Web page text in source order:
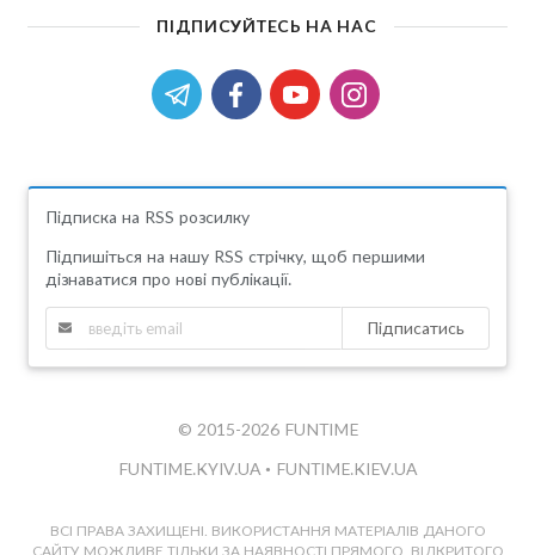
ПІДПИСУЙТЕСЬ НА НАС
Підписка на RSS розсилку
Підпишіться на нашу RSS стрічку, щоб першими
дізнаватися про нові публікації.
Підписатись
© 2015-2026 FUNTIME
FUNTIME.KYIV.UA • FUNTIME.KIEV.UA
ВСІ ПРАВА ЗАХИЩЕНІ. ВИКОРИСТАННЯ МАТЕРІАЛІВ ДАНОГО
САЙТУ МОЖЛИВЕ ТІЛЬКИ ЗА НАЯВНОСТІ ПРЯМОГО, ВІДКРИТОГО